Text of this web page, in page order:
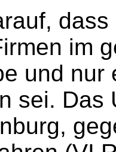
im
und
sei. Das